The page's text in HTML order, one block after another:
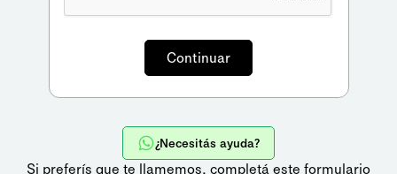
¿Necesitás ayuda?
Si preferís que te llamemos, completá este formulario